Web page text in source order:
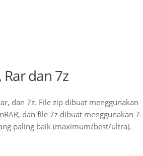
dan 7z
dan 7z. File zip dibuat menggunakan
dan file 7z dibuat menggunakan 7-
paling baik (maximum/best/ultra).